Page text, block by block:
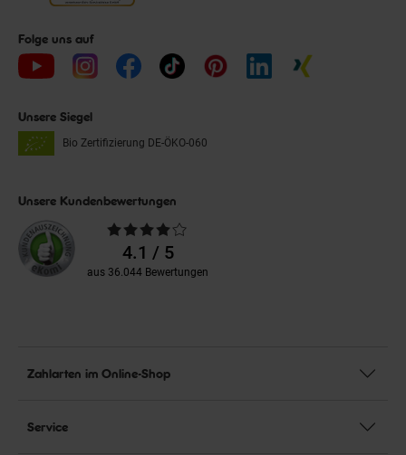
Folge uns auf
Unsere Siegel
Bio Zertifizierung DE-ÖKO-060
Unsere Kundenbewertungen
Durchschnittliche
Bewertungen4.1 / 5
aus 36.044 Bewertungen
Zahlarten im Online-Shop
Service